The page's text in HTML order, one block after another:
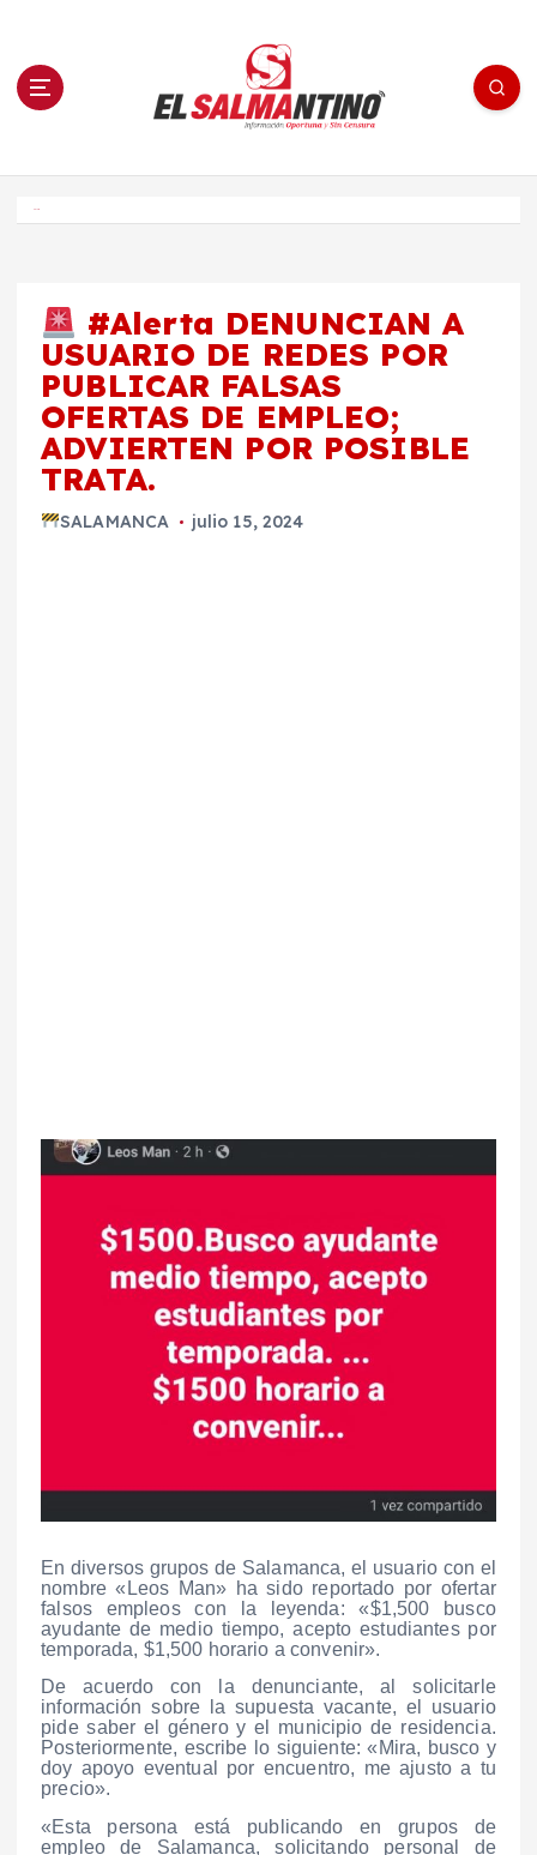
n El Salmantino - medios/noticias/editorial
#Alerta DENUNCIAN A
USUARIO DE REDES POR
PUBLICAR FALSAS
OFERTAS DE EMPLEO;
ADVIERTEN POR POSIBLE
TRATA.
SALAMANCA julio 15, 2024
En diversos grupos de Salamanca, el usuario con el
nombre «Leos Man» ha sido reportado por ofertar
falsos empleos con la leyenda: «$1,500 busco
ayudante de medio tiempo, acepto estudiantes por
temporada, $1,500 horario a convenir».
De acuerdo con la denunciante, al solicitarle
información sobre la supuesta vacante, el usuario
pide saber el género y el municipio de residencia.
Posteriormente, escribe lo siguiente: «Mira, busco y
doy apoyo eventual por encuentro, me ajusto a tu
precio».
«Esta persona está publicando en grupos de
empleo de Salamanca, solicitando personal de